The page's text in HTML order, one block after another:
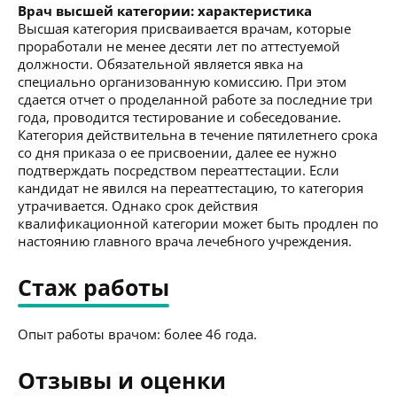
Врач высшей категории: характеристика
Высшая категория присваивается врачам, которые
проработали не менее десяти лет по аттестуемой
должности. Обязательной является явка на
специально организованную комиссию. При этом
сдается отчет о проделанной работе за последние три
года, проводится тестирование и собеседование.
Категория действительна в течение пятилетнего срока
со дня приказа о ее присвоении, далее ее нужно
подтверждать посредством переаттестации. Если
кандидат не явился на переаттестацию, то категория
утрачивается. Однако срок действия
квалификационной категории может быть продлен по
настоянию главного врача лечебного учреждения.
Стаж работы
Опыт работы врачом: более 46 года.
Отзывы и оценки